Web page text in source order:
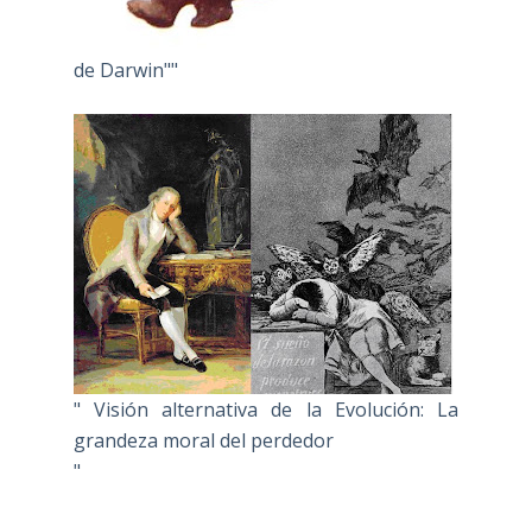
de Darwin""
" Visión alternativa de la Evolución: La
grandeza moral del perdedor
"